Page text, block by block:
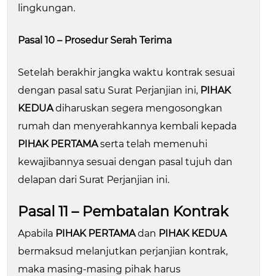
lingkungan.
Pasal 10 – Prosedur Serah Terima
Setelah berakhir jangka waktu kontrak sesuai
dengan pasal satu Surat Perjanjian ini, PIHAK
KEDUAdiharuskan segera mengosongkan
rumah dan menyerahkannya kembali kepada
PIHAK PERTAMAserta telah memenuhi
kewajibannya sesuai dengan pasal tujuh dan
delapan dari Surat Perjanjian ini.
Pasal 11 – Pembatalan Kontrak
Apabila PIHAK PERTAMAdan PIHAK KEDUA
bermaksud melanjutkan perjanjian kontrak,
maka masing-masing pihak harus